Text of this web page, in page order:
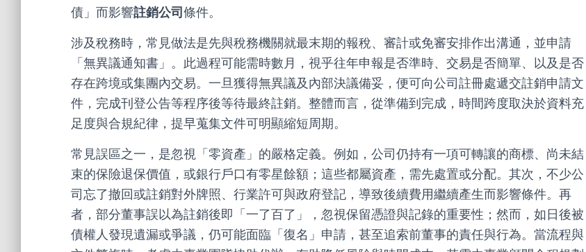
債」而影響註銷公司 條件。
涉及稅務時，常見做法是先與稅務機關就最末期的報稅、審計或免審安排作出溝通，並申請
「無異議通知書」。此過程可能需時數月，視乎往年申報是否準時、交易是否簡單、以及是否
存在跨境或集團內交易。一旦獲得無異議及內部決議備妥，便可向公司註冊處遞交註銷申請文
件，完成刊登公告等程序後等待最終註銷。整體而言，從準備到完成，時間跨度取決於資料充
足度與合規紀律，提早蒐集文件可明顯縮短周期。
常見誤區之一，是忽視「零資產」的嚴格定義。例如，公司仍持有一項可轉讓的商標、尚未結
束的保險退保價值，或銀行戶口有零星餘額；這些都屬資產，需先處置或分配。其次，不少公
司忘了撤回或註銷對外牌照、行業許可與政府登記，導致後續費用繼續產生而影響條件。再
者，部分董事誤以為註銷後即「一了百了」，忽視保留憑證與記錄的重要性；然而，如日後被
債權人發現遺漏或爭議，仍可能面臨「復名」申請，甚至追索前董事的責任與行為。當流程與